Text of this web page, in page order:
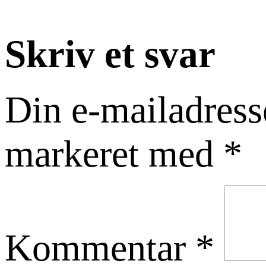
Skriv et svar
Din e-
markeret med *
Kommentar *